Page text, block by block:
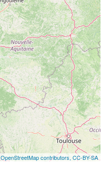
OpenStreetMap contributors, CC-BY-SA